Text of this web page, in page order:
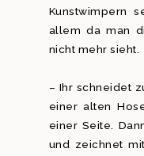
Kunstwimpern
allem da man
nicht mehr sieht.
– Ihr schneidet
einer alten
einer Seite.
und zeichnet